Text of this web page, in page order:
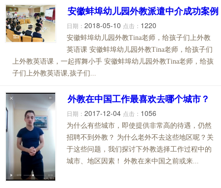
安徽蚌埠幼儿园外教派遣中介成功案例
日期： 2018-05-10 点击： 1220
安徽蚌埠幼儿园外教Tina老师，给孩子们上外教
英语课 安徽蚌埠幼儿园外教Tina老师，给孩子们
上外教英语课，一起挥舞小手 安徽蚌埠幼儿园外教Tina老师，给孩
子们上外教英语课,孩子们...
外教在中国工作最喜欢去哪个城市？
日期： 2017-12-04 点击： 1056
为什么有些城市，即使提供非常高的待遇，仍然
招聘不到外教？ 为什么老外不去这些地区呢？关
于这些问题，我们探讨下外教选择工作过程中的
城市、地区因素！ 外教在来中国之前或来...